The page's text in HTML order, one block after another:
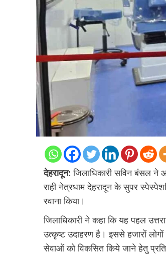
देहरादून: जिलाधिकारी सविन बंसल ने
राही नेत्रधाम देहरादून के सुपर
रवाना किया।
जिलाधिकारी ने कहा कि यह पहल
उत्कृष्ट उदाहरण है। इससे हजारों
सेवाओं को विकसित किये जाने हेतु